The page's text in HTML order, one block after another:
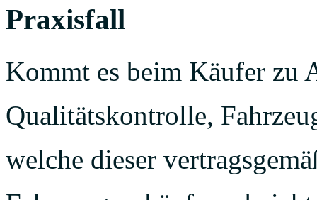
Praxisfall
Kommt es beim Käufer zu
Qualitätskontrolle,
welche dieser